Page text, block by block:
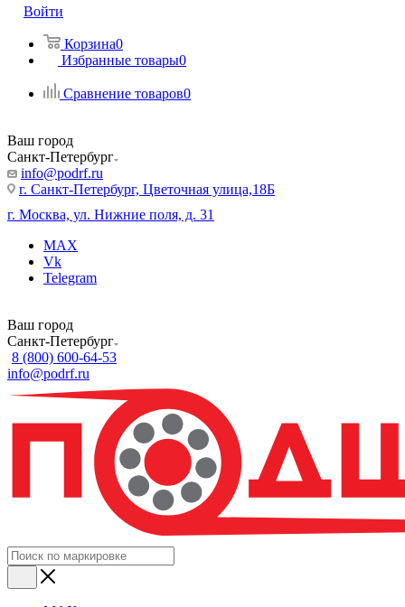
Войти
Корзина0
Избранные товары0
Сравнение товаров0
Ваш город
Санкт-Петербург
info@podrf.ru
г. Санкт-Петербург, Цветочная улица,18Б
г. Москва, ул. Нижние поля, д. 31
MAX
Vk
Telegram
Ваш город
Санкт-Петербург
8 (800) 600-64-53
info@podrf.ru